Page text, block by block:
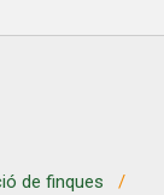
de finques
configurar el
tenir en
de